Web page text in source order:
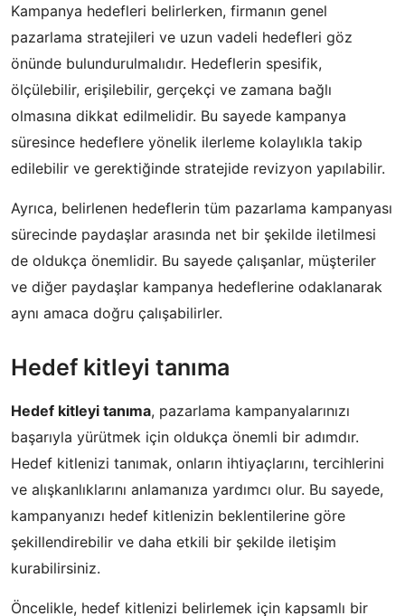
Kampanya hedefleri belirlerken, firmanın genel
pazarlama stratejileri ve uzun vadeli hedefleri göz
önünde bulundurulmalıdır. Hedeflerin spesifik,
ölçülebilir, erişilebilir, gerçekçi ve zamana bağlı
olmasına dikkat edilmelidir. Bu sayede kampanya
süresince hedeflere yönelik ilerleme kolaylıkla takip
edilebilir ve gerektiğinde stratejide revizyon yapılabilir.
Ayrıca, belirlenen hedeflerin tüm pazarlama kampanyası
sürecinde paydaşlar arasında net bir şekilde iletilmesi
de oldukça önemlidir. Bu sayede çalışanlar, müşteriler
ve diğer paydaşlar kampanya hedeflerine odaklanarak
aynı amaca doğru çalışabilirler.
Hedef kitleyi tanıma
Hedef kitleyi tanıma, pazarlama kampanyalarınızı
başarıyla yürütmek için oldukça önemli bir adımdır.
Hedef kitlenizi tanımak, onların ihtiyaçlarını, tercihlerini
ve alışkanlıklarını anlamanıza yardımcı olur. Bu sayede,
kampanyanızı hedef kitlenizin beklentilerine göre
şekillendirebilir ve daha etkili bir şekilde iletişim
kurabilirsiniz.
Öncelikle, hedef kitlenizi belirlemek için kapsamlı bir